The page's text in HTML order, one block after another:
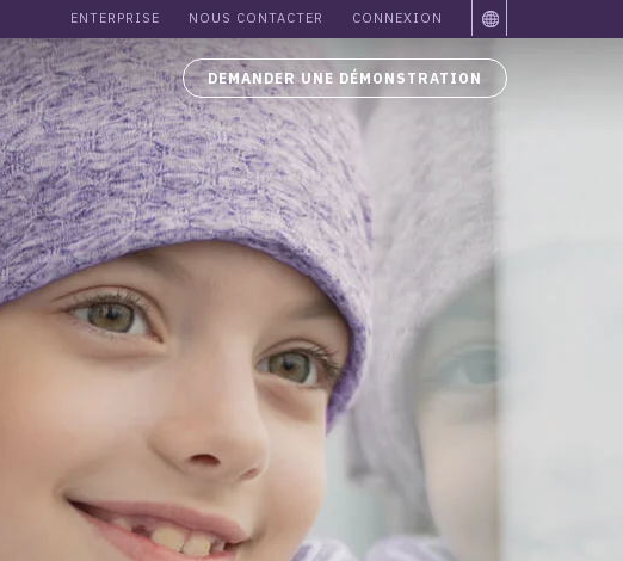
ENTERPRISE NOUS CONTACTER CONNEXION
DEMANDER UNE DÉMONSTRATION